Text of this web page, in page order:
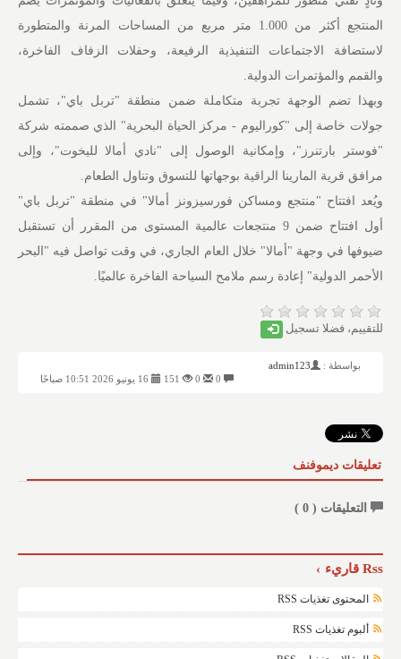
المنتجع أكثر من 1.000 متر مربع من المساحات المرنة والمتطورة
لاستضافة الاجتماعات التنفيذية الرفيعة، وحفلات الزفاف الفاخرة،
والقمم والمؤتمرات الدولية.
وبهذا تضم الوجهة تجربة متكاملة ضمن منطقة "تربل باي"، تشمل
جولات خاصة إلى "كوراليوم - مركز الحياة البحرية" الذي صممته شركة
"فوستر بارتنرز"، وإمكانية الوصول إلى "نادي أمالا لليخوت"، وإلى
مرافق قرية المارينا الراقية بوجهاتها للتسوق وتناول الطعام.
ويُعد افتتاح "منتجع ومساكن فورسيزونز أمالا" في منطقة "تربل باي"
أول افتتاح ضمن 9 منتجعات عالمية المستوى من المقرر أن تستقبل
ضيوفها في وجهة "أمالا" خلال العام الجاري، في وقت تواصل فيه "البحر
الأحمر الدولية" إعادة رسم ملامح السياحة الفاخرة عالميًا.
للتقييم، فضلا تسجيل
بواسطة :
admin123
151
تعليقات ديموفنف
التعليقات ( 0
)
Rss قاريء
المحتوى تغذيات RSS
ألبوم تغذيات RSS